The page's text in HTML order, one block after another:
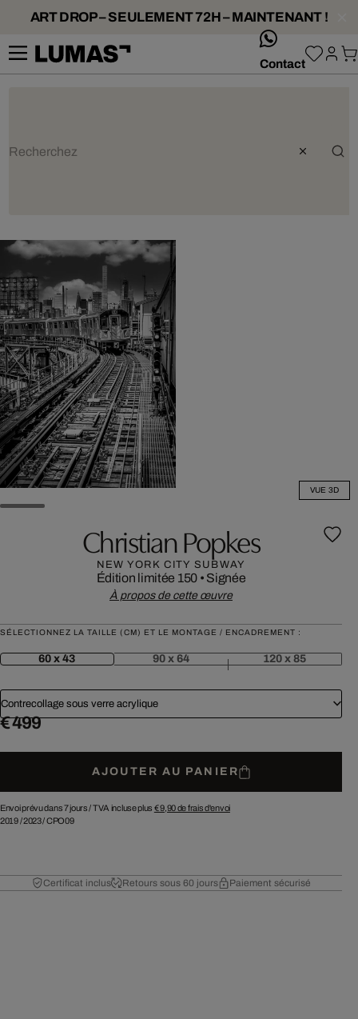
ART DROP – SEULEMENT 72H – MAINTENANT !
Contact
VUE 3D
Christian Popkes
NEW YORK CITY SUBWAY
Édition limitée 150 • Signée
À propos de cette œuvre
SÉLECTIONNEZ LA TAILLE (CM) ET LE MONTAGE / ENCADREMENT :
60 x 43 90 x 64 120 x 85
Contrecollage sous verre acrylique
€ 499
AJOUTER AU PANIER
Envoi prévu dans 7 jours /TVA incluse plus € 9,90de frais d'envoi
2019/2023/CPO09
Certificat inclus Retours sous 60 jours Paiement sécurisé